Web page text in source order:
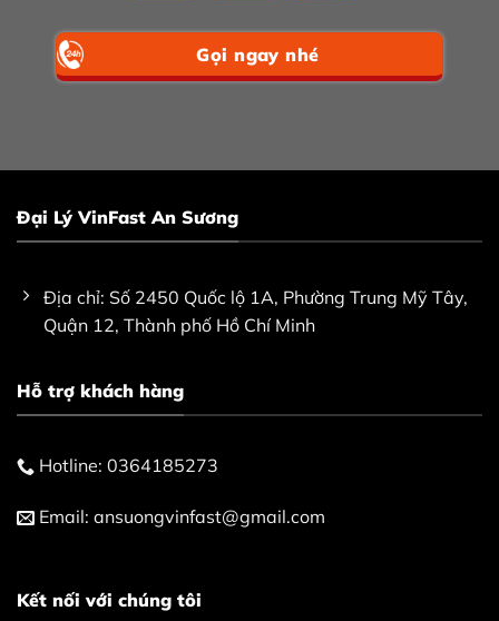
Gọi ngay nhé
Đại Lý VinFast An Sương
Địa chỉ: Số 2450 Quốc lộ 1A, Phường Trung Mỹ Tây,
Quận 12, Thành phố Hồ Chí Minh
Hỗ trợ khách hàng
Hotline: 0364185273
Email: ansuongvinfast@gmail.com
Kết nối với chúng tôi